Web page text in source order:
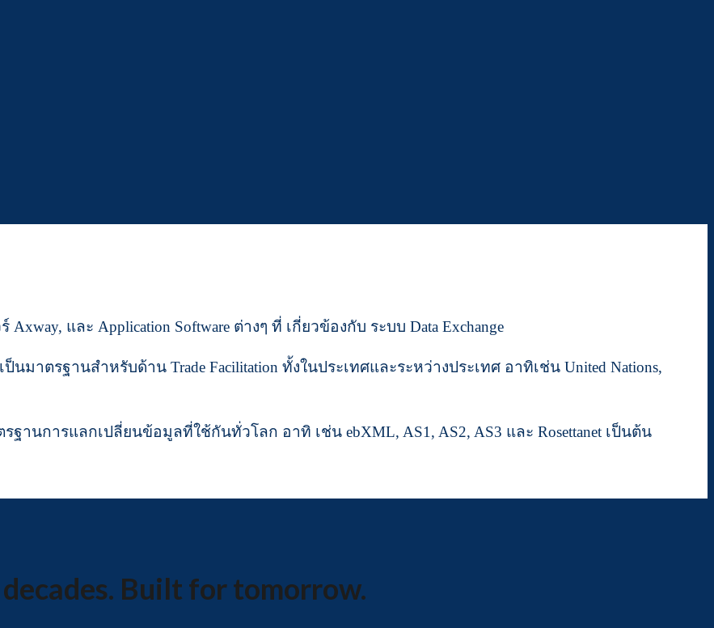
และ Application Software ต่างๆ ที่ เกี่ยวข้องกับ ระบบ Data Exchange
มาตรฐานสำหรับด้าน Trade Facilitation ทั้งในประเทศและระหว่างประเทศ อาทิเช่น United Nations,
านการแลกเปลี่ยนข้อมูลที่ใช้กันทั่วโลก อาทิ เช่น ebXML, AS1, AS2, AS3 และ Rosettanet เป็นต้น
Built for tomorrow.